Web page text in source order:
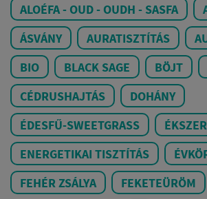
ALOÉFA - OUD - OUDH - SASFA
ÁSVÁNY
AURATISZTÍTÁS
BIO
BLACK SAGE BÖJT
CÉDRUSHAJTÁS
DOHÁNY
ÉDESFŰ-SWEETGRASS
ÉKSZER
ENERGETIKAI TISZTÍTÁS
FEHÉR ZSÁLYA
FEKETEÜRÖM